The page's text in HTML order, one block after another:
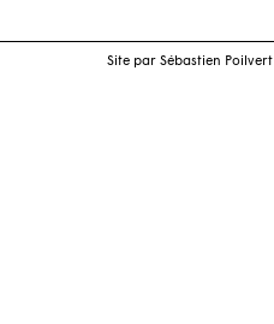
Site par Sébastien Poilvert